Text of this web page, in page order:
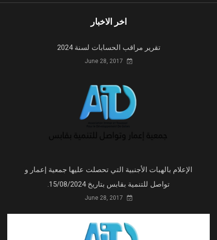
اخر الاخبار
تقرير مراقب الحسابات لسنة 2024
الإعلام بالهبات الأجنبية التي تحصلت عليها جمعية إعمار و
تواصل للتنمية بقابس بتاريخ 15/08/2024.